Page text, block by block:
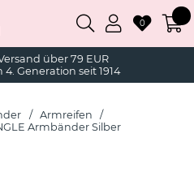
über 79 EUR
Generation seit 1914
0
Armreifen
Armbänder Silber